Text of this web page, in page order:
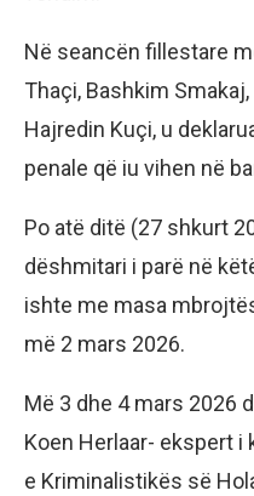
Në seancën fillestare
Thaçi, Bashkim
Hajredin Kuçi, u
penale që iu vihen në
Po atë ditë (27 shkurt
dëshmitari i parë në
ishte me masa
më 2 mars 2026.
Më 3 dhe 4 mars 2026
Koen Herlaar- ekspert
e Kriminalistikës së